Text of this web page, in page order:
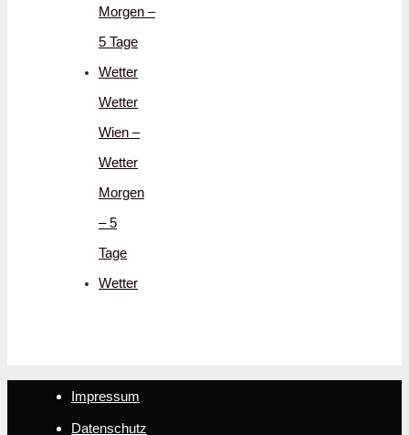
Morgen –
5 Tage
Wetter
Wetter
Wien –
Wetter
Morgen
– 5
Tage
Wetter
Impressum
Datenschutz